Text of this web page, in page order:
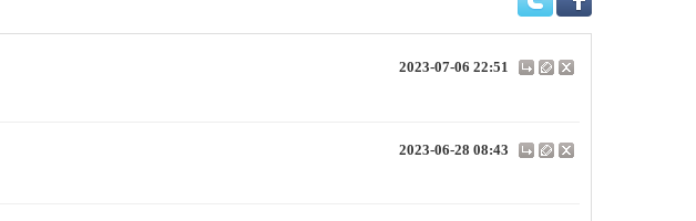
TwitterFacebook
2023-07-06 22:51
2023-06-28 08:43